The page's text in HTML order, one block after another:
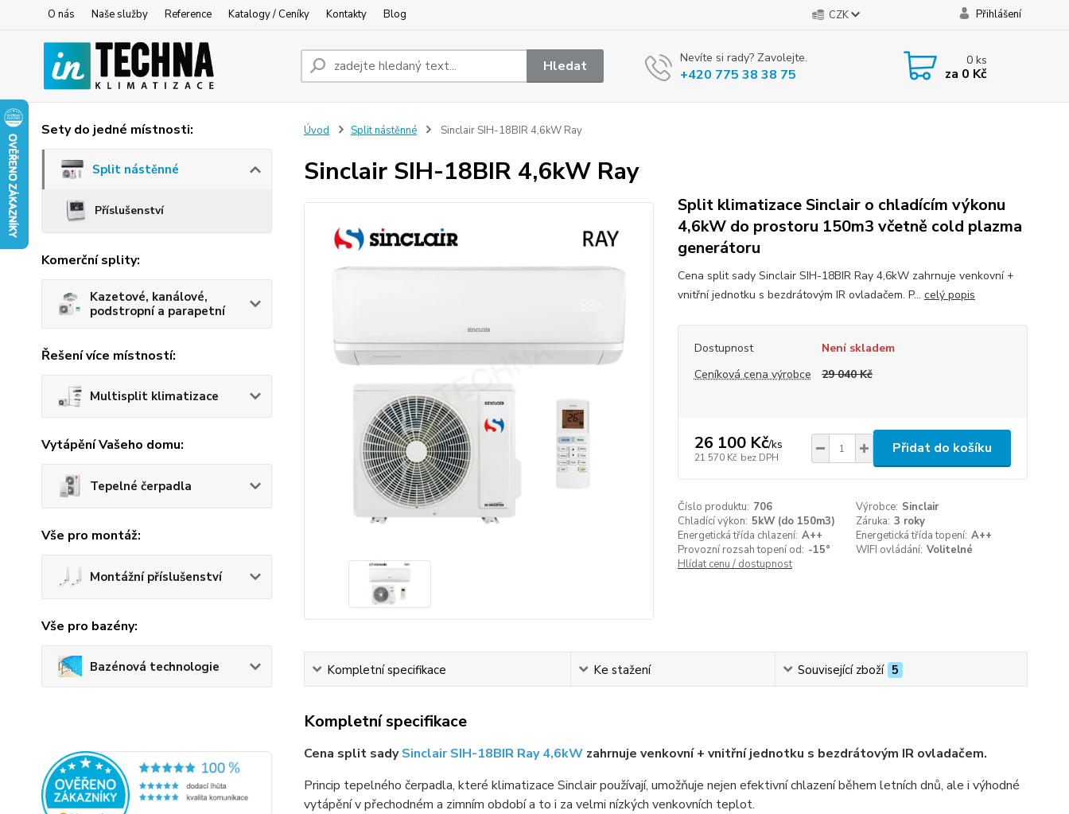
O nás Naše služby Reference Katalogy / Ceníky Kontakty Blog CZK Přihlášení
Hledat Nevíte si rady? Zavolejte.
+420 775 38 38 75
0ks
za 0 Kč
Sety do jedné místnosti:
Split nástěnné
Příslušenství
Komerční splity:
Kazetové, kanálové,
podstropní a parapetní
Řešení více místností:
Multisplit klimatizace
Vytápění Vašeho domu:
Tepelné čerpadla
Vše pro montáž:
Montážní příslušenství
Vše pro bazény:
Bazénová technologie
Úvod Split nástěnné Sinclair SIH-18BIR 4,6kW Ray
Sinclair SIH-18BIR 4,6kW Ray
Split klimatizace Sinclair o chladícím výkonu
4,6kW do prostoru 150m3 včetně cold plazma
generátoru
Cena split sady Sinclair SIH-18BIR Ray 4,6kW zahrnuje venkovní +
vnitřní jednotku s bezdrátovým IR ovladačem. P... celý popis
Dostupnost
Není skladem
Ceníková cena výrobce
29 040 Kč
26 100 Kč/ks
21 570 Kč bez DPH
Přidat do košíku
Číslo produktu: 706 Výrobce: Sinclair
Chladící výkon: 5kW (do 150m3) Záruka: 3 roky
Energetická třída chlazení: A++ Energetická třída topení: A++
Provozní rozsah topení od: -15° WIFI ovládání: Volitelné
Hlídat cenu / dostupnost
Kompletní specifikace Ke stažení Související zboží 5
Kompletní specifikace
Cena split sadySinclair SIH-18BIR Ray 4,6kWzahrnuje venkovní + vnitřní jednotku s bezdrátovým IR ovladačem.
Princip tepelného čerpadla, které klimatizace Sinclair používají, umožňuje nejen efektivní chlazení během letních dnů, ale i výhodné
vytápění v přechodném a zimním období a to i za velmi nízkých venkovních teplot.